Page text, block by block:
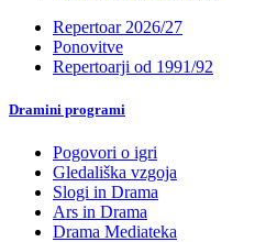
Repertoar 2026/27
Ponovitve
Repertoarji od 1991/92
Dramini programi
Pogovori o igri
Gledališka vzgoja
Slogi in Drama
Ars in Drama
Drama Mediateka